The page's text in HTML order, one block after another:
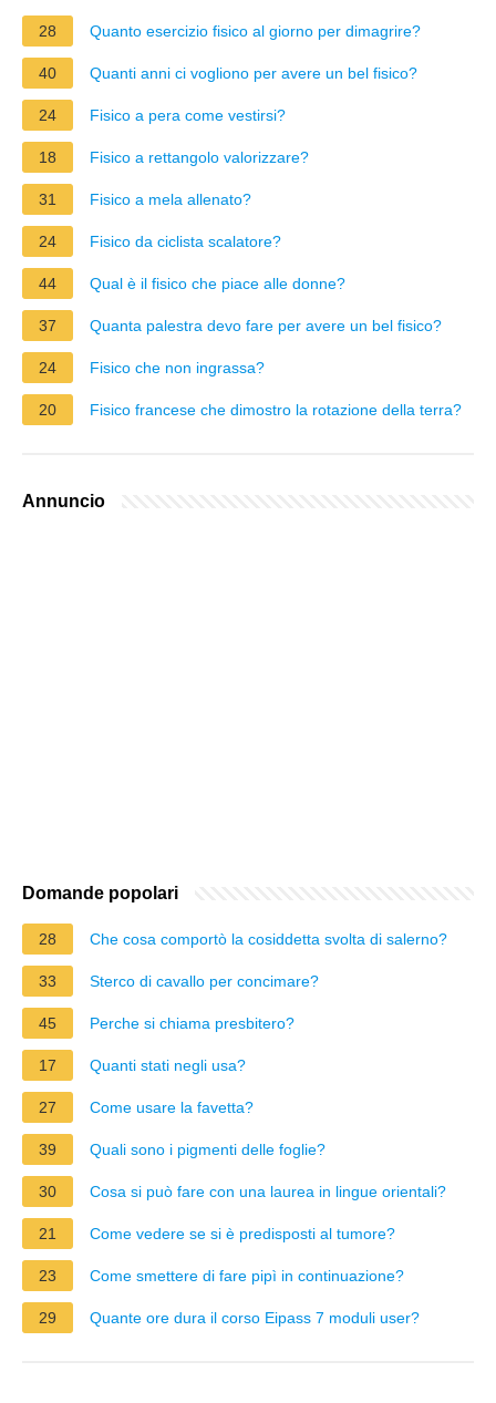
28 Quanto esercizio fisico al giorno per dimagrire?
40 Quanti anni ci vogliono per avere un bel fisico?
24 Fisico a pera come vestirsi?
18 Fisico a rettangolo valorizzare?
31 Fisico a mela allenato?
24 Fisico da ciclista scalatore?
44 Qual è il fisico che piace alle donne?
37 Quanta palestra devo fare per avere un bel fisico?
24 Fisico che non ingrassa?
20 Fisico francese che dimostro la rotazione della terra?
Annuncio
Domande popolari
28 Che cosa comportò la cosiddetta svolta di salerno?
33 Sterco di cavallo per concimare?
45 Perche si chiama presbitero?
17 Quanti stati negli usa?
27 Come usare la favetta?
39 Quali sono i pigmenti delle foglie?
30 Cosa si può fare con una laurea in lingue orientali?
21 Come vedere se si è predisposti al tumore?
23 Come smettere di fare pipì in continuazione?
29 Quante ore dura il corso Eipass 7 moduli user?